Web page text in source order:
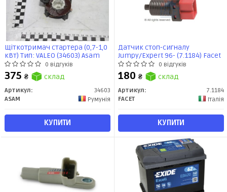
Щіткотримач стартера (0,7-1,0
кВт) Тип: VALEO (34603) Asam
0 відгуків
375 ₴ склад
Артикул:
34603
ASAM
Румунія
КУПИТИ
Датчик стоп-сигналу
Jumpy/Expert 96- (7.1184) Facet
0 відгуків
180 ₴ склад
Артикул:
7.1184
FACET
Італія
КУПИТИ